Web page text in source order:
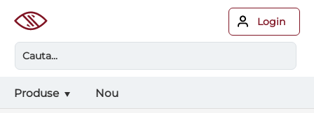
Login
Produse Nou